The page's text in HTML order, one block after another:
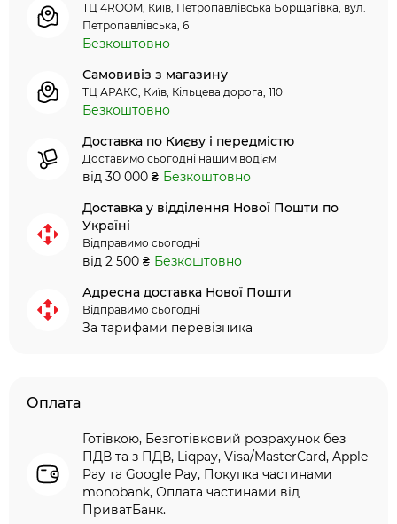
ТЦ 4ROOM, Київ, Петропавлівська Борщагівка, вул.
Петропавлівська, 6
Безкоштовно
Самовивіз з магазину
ТЦ АРАКС, Київ, Кільцева дорога, 110
Безкоштовно
Доставка по Києву і передмістю
Доставимо сьогодні нашим водієм
від 30 000 ₴ Безкоштовно
Доставка у відділення Нової Пошти по
Україні
Відправимо сьогодні
від 2 500 ₴ Безкоштовно
Адресна доставка Нової Пошти
Відправимо сьогодні
За тарифами перевізника
Оплата
Готівкою, Безготівковий розрахунок без
ПДВ та з ПДВ, Liqpay, Visa/MasterCard, Apple
Pay та Google Pay, Покупка частинами
monobank, Оплата частинами від
ПриватБанк.